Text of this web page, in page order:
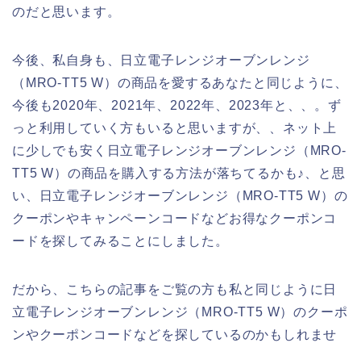
のだと思います。
今後、私自身も、日立電子レンジオーブンレンジ
（MRO-TT5 W）の商品を愛するあなたと同じように、
今後も2020年、2021年、2022年、2023年と、、。ず
っと利用していく方もいると思いますが、、ネット上
に少しでも安く日立電子レンジオーブンレンジ（MRO-
TT5 W）の商品を購入する方法が落ちてるかも♪、と思
い、日立電子レンジオーブンレンジ（MRO-TT5 W）の
クーポンやキャンペーンコードなどお得なクーポンコ
ードを探してみることにしました。
だから、こちらの記事をご覧の方も私と同じように日
立電子レンジオーブンレンジ（MRO-TT5 W）のクーポ
ンやクーポンコードなどを探しているのかもしれませ